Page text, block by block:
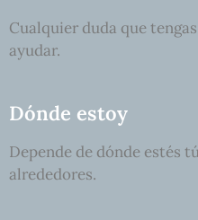
Cualquier duda que
ayudar.
Dónde estoy
Depende de dónde estés
alrededores.